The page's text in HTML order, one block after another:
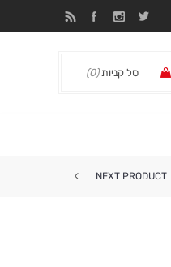
סל קניות (0)
NEXT PRODUCT